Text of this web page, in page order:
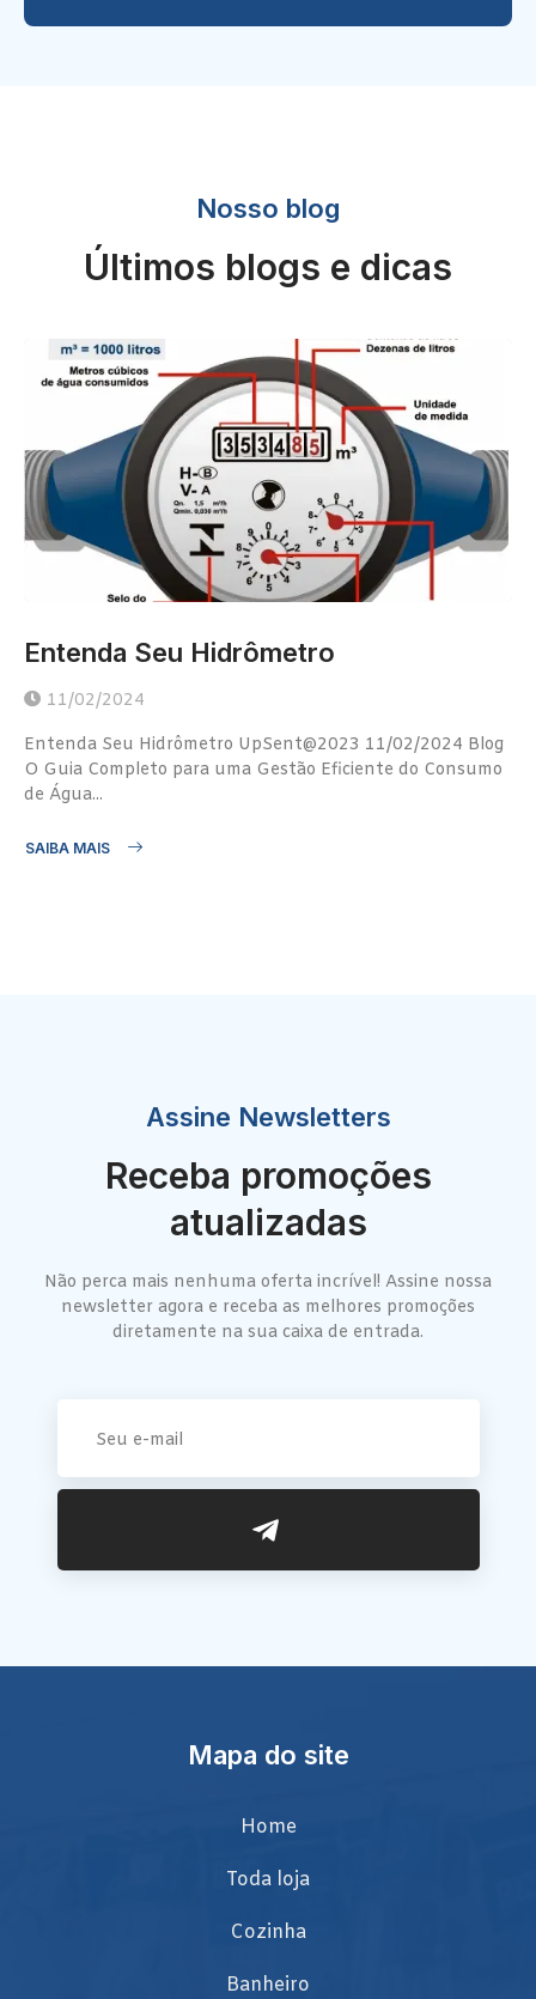
Nosso blog
Últimos blogs e dicas
Entenda Seu Hidrômetro
11/02/2024
Entenda Seu Hidrômetro UpSent@2023 11/02/2024 Blog
O Guia Completo para uma Gestão Eficiente do Consumo
de Água...
SAIBA MAIS
Assine Newsletters
Receba promoções
atualizadas
Não perca mais nenhuma oferta incrível! Assine nossa
newsletter agora e receba as melhores promoções
diretamente na sua caixa de entrada.
Mapa do site
Home
Toda loja
Cozinha
Banheiro